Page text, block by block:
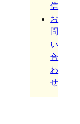
信
お
問
い
合
わ
せ